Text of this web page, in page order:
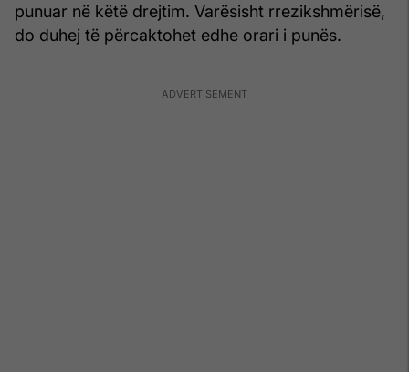
punuar në këtë drejtim. Varësisht rrezikshmërisë,
do duhej të përcaktohet edhe orari i punës.